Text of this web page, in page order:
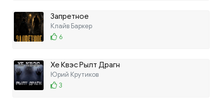
Запретное
Клайв Баркер
6
Хе Квэс Рылт Драгн
Юрий Крутиков
3